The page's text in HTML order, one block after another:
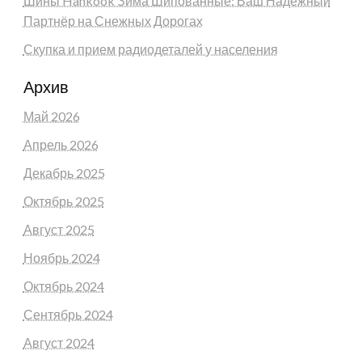
Партнёр на Снежных Дорогах
Скупка и прием радиодеталей у населения
Архив
Май 2026
Апрель 2026
Декабрь 2025
Октябрь 2025
Август 2025
Ноябрь 2024
Октябрь 2024
Сентябрь 2024
Август 2024